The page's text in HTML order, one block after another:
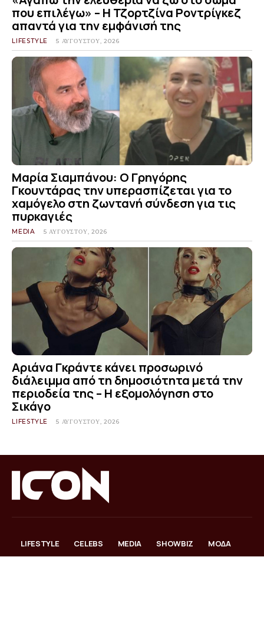
που επιλέγω» – Η Τζορτζίνα Ροντρίγκεζ
απαντά για την εμφάνισή της
LIFESTYLE 5 ΑΥΓΟΎΣΤΟΥ, 2026
Μαρία Σιαμπάνου: Ο Γρηγόρης
Γκουντάρας την υπερασπίζεται για το
χαμόγελο στη ζωντανή σύνδεση για τις
πυρκαγιές
MEDIA 5 ΑΥΓΟΎΣΤΟΥ, 2026
Αριάνα Γκράντε κάνει προσωρινό
διάλειμμα από τη δημοσιότητα μετά την
περιοδεία της – Η εξομολόγηση στο
Σικάγο
LIFESTYLE 5 ΑΥΓΟΎΣΤΟΥ, 2026
LIFESTYLE CELEBS MEDIA SHOWBIZ
ΜΟΔΑ